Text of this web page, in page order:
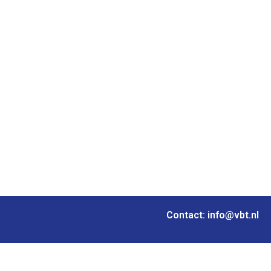
Contact: info@vbt.nl